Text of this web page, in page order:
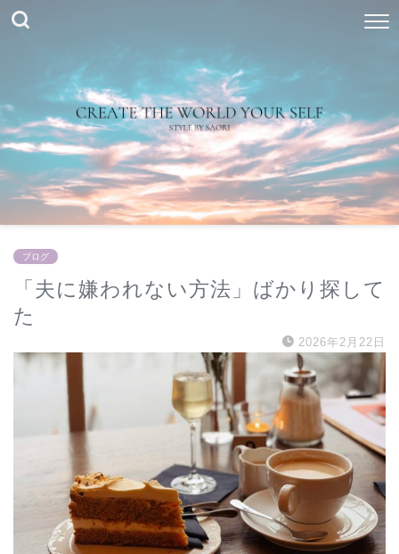
ブログ
「夫に嫌われない方法」ばかり探して
た
2026年2月22日